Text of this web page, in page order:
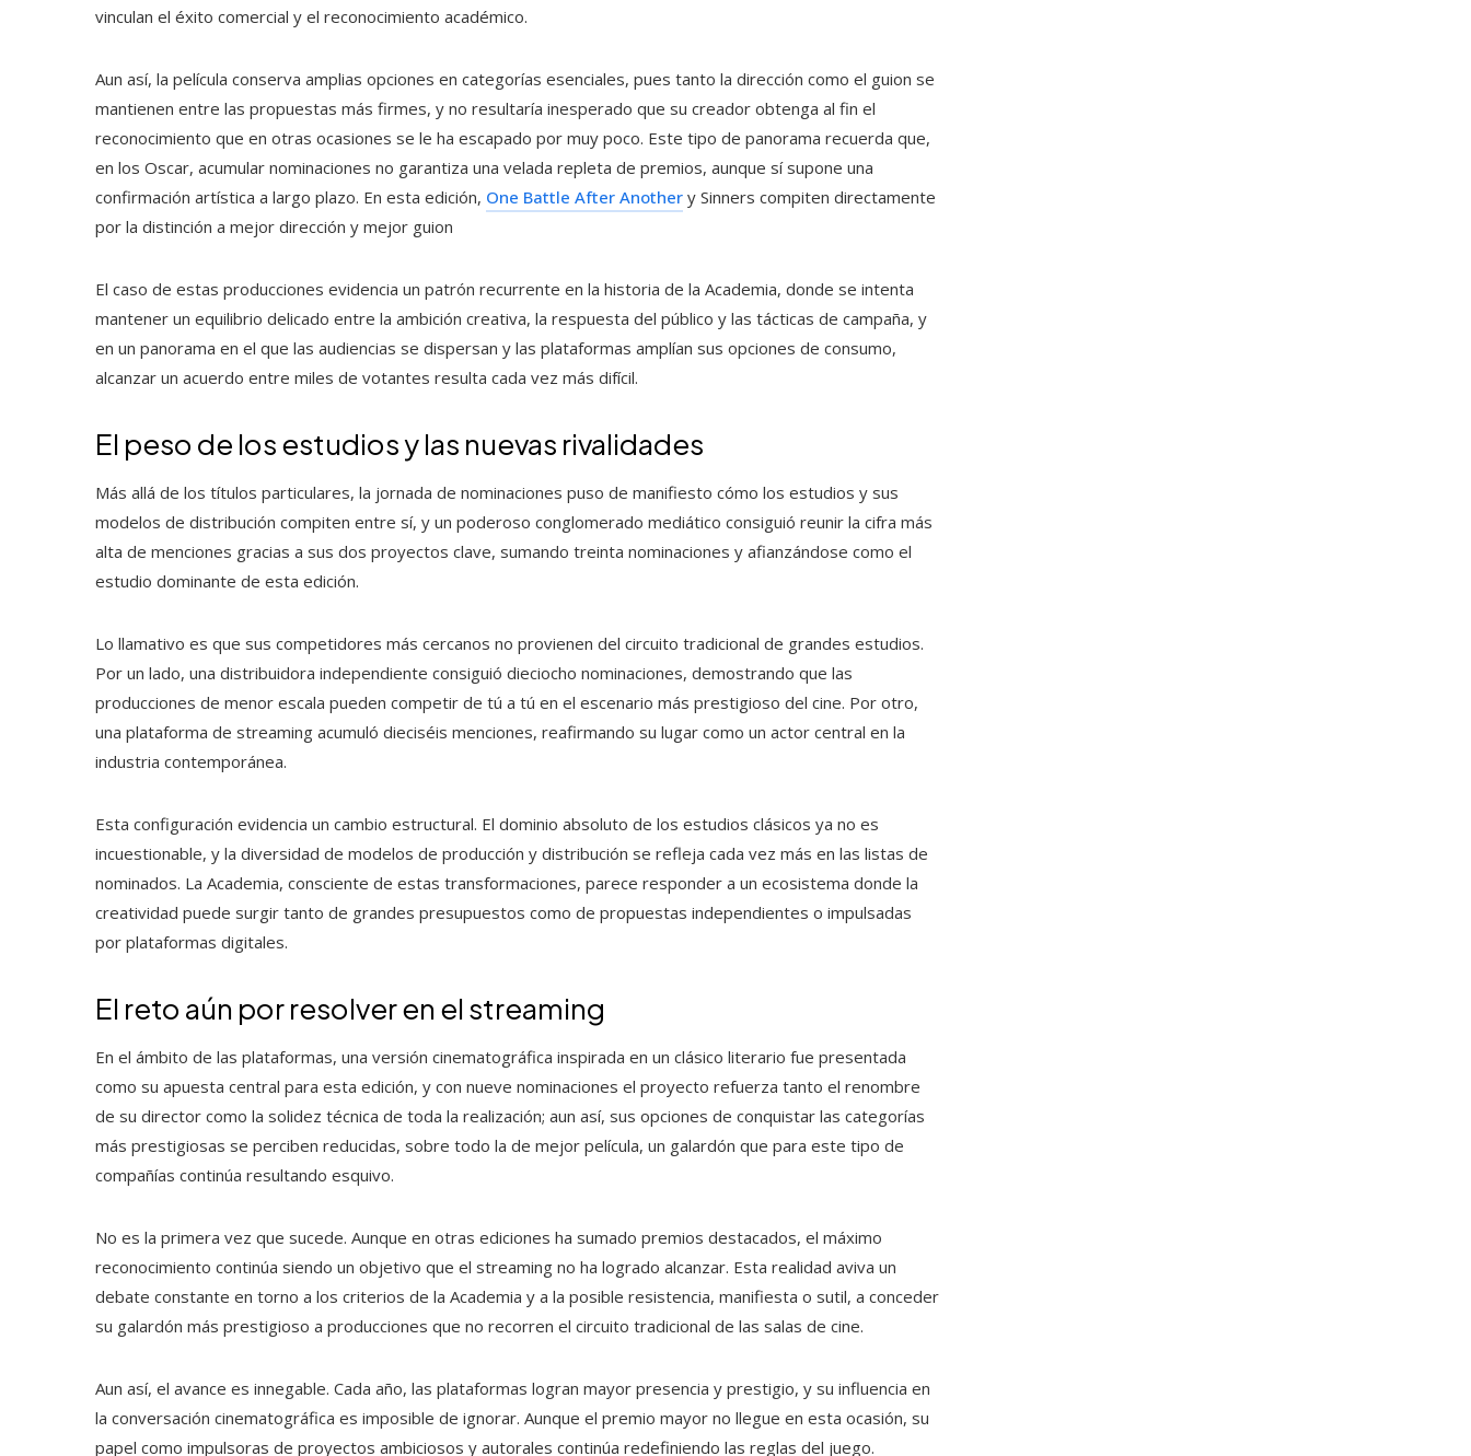
vinculan el éxito comercial y el reconocimiento académico.
Aun así, la película conserva amplias opciones en categorías esenciales, pues tanto la dirección como el guion se
mantienen entre las propuestas más firmes, y no resultaría inesperado que su creador obtenga al fin el
reconocimiento que en otras ocasiones se le ha escapado por muy poco. Este tipo de panorama recuerda que,
en los Oscar, acumular nominaciones no garantiza una velada repleta de premios, aunque sí supone una
confirmación artística a largo plazo. En esta edición, One Battle After Another y Sinners compiten directamente
por la distinción a mejor dirección y mejor guion
El caso de estas producciones evidencia un patrón recurrente en la historia de la Academia, donde se intenta
mantener un equilibrio delicado entre la ambición creativa, la respuesta del público y las tácticas de campaña, y
en un panorama en el que las audiencias se dispersan y las plataformas amplían sus opciones de consumo,
alcanzar un acuerdo entre miles de votantes resulta cada vez más difícil.
El peso de los estudios y las nuevas rivalidades
Más allá de los títulos particulares, la jornada de nominaciones puso de manifiesto cómo los estudios y sus
modelos de distribución compiten entre sí, y un poderoso conglomerado mediático consiguió reunir la cifra más
alta de menciones gracias a sus dos proyectos clave, sumando treinta nominaciones y afianzándose como el
estudio dominante de esta edición.
Lo llamativo es que sus competidores más cercanos no provienen del circuito tradicional de grandes estudios.
Por un lado, una distribuidora independiente consiguió dieciocho nominaciones, demostrando que las
producciones de menor escala pueden competir de tú a tú en el escenario más prestigioso del cine. Por otro,
una plataforma de streaming acumuló dieciséis menciones, reafirmando su lugar como un actor central en la
industria contemporánea.
Esta configuración evidencia un cambio estructural. El dominio absoluto de los estudios clásicos ya no es
incuestionable, y la diversidad de modelos de producción y distribución se refleja cada vez más en las listas de
nominados. La Academia, consciente de estas transformaciones, parece responder a un ecosistema donde la
creatividad puede surgir tanto de grandes presupuestos como de propuestas independientes o impulsadas
por plataformas digitales.
El reto aún por resolver en el streaming
En el ámbito de las plataformas, una versión cinematográfica inspirada en un clásico literario fue presentada
como su apuesta central para esta edición, y con nueve nominaciones el proyecto refuerza tanto el renombre
de su director como la solidez técnica de toda la realización; aun así, sus opciones de conquistar las categorías
más prestigiosas se perciben reducidas, sobre todo la de mejor película, un galardón que para este tipo de
compañías continúa resultando esquivo.
No es la primera vez que sucede. Aunque en otras ediciones ha sumado premios destacados, el máximo
reconocimiento continúa siendo un objetivo que el streaming no ha logrado alcanzar. Esta realidad aviva un
debate constante en torno a los criterios de la Academia y a la posible resistencia, manifiesta o sutil, a conceder
su galardón más prestigioso a producciones que no recorren el circuito tradicional de las salas de cine.
Aun así, el avance es innegable. Cada año, las plataformas logran mayor presencia y prestigio, y su influencia en
la conversación cinematográfica es imposible de ignorar. Aunque el premio mayor no llegue en esta ocasión, su
papel como impulsoras de proyectos ambiciosos y autorales continúa redefiniendo las reglas del juego.